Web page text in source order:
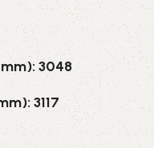
3048
3117